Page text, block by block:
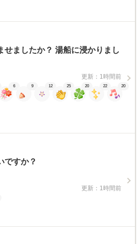
せましたか？ 湯船に浸かりまし
更新：1時間前
6 9 12 25 20 22 20
ですか？
更新：1時間前